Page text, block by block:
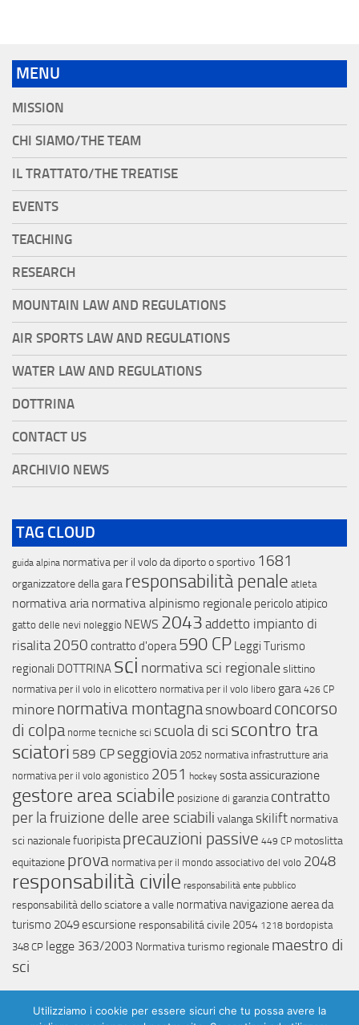
MENU
MISSION
CHI SIAMO/THE TEAM
IL TRATTATO/THE TREATISE
EVENTS
TEACHING
RESEARCH
MOUNTAIN LAW AND REGULATIONS
AIR SPORTS LAW AND REGULATIONS
WATER LAW AND REGULATIONS
DOTTRINA
CONTACT US
ARCHIVIO NEWS
TAG CLOUD
guida alpina normativa per il volo da diporto o sportivo 1681
organizzatore della gara responsabilità penale atleta
normativa aria normativa alpinismo regionale pericolo atipico
gatto delle nevi noleggio NEWS 2043 addetto impianto di
risalita 2050 contratto d'opera 590 CP Leggi Turismo
regionali DOTTRINA sci normativa sci regionaleslittino
normativa per il volo in elicottero normativa per il volo libero gara 426 CP
minorenormativa montagnasnowboard concorso
di colpa norme tecniche sci scuola di sci scontro tra
sciatori 589 CP seggiovia 2052 normativa infrastrutture aria
normativa per il volo agonistico 2051 hockey sostaassicurazione
gestore area sciabile posizione di garanzia contratto
per la fruizione delle aree sciabili valangaskilift normativa
sci nazionalefuoripista precauzioni passive 449 CP motoslitta
equitazione prova normativa per il mondo associativo del volo 2048
responsabilità civile responsabilità ente pubblico
responsabilità dello sciatore a valle normativa navigazione aerea da
turismo 2049escursione responsabilitá civile 2054 1218 bordopista
348 CP legge 363/2003 Normativa turismo regionale maestro di
sci
Utilizziamo i cookie per essere sicuri che tu possa avere la